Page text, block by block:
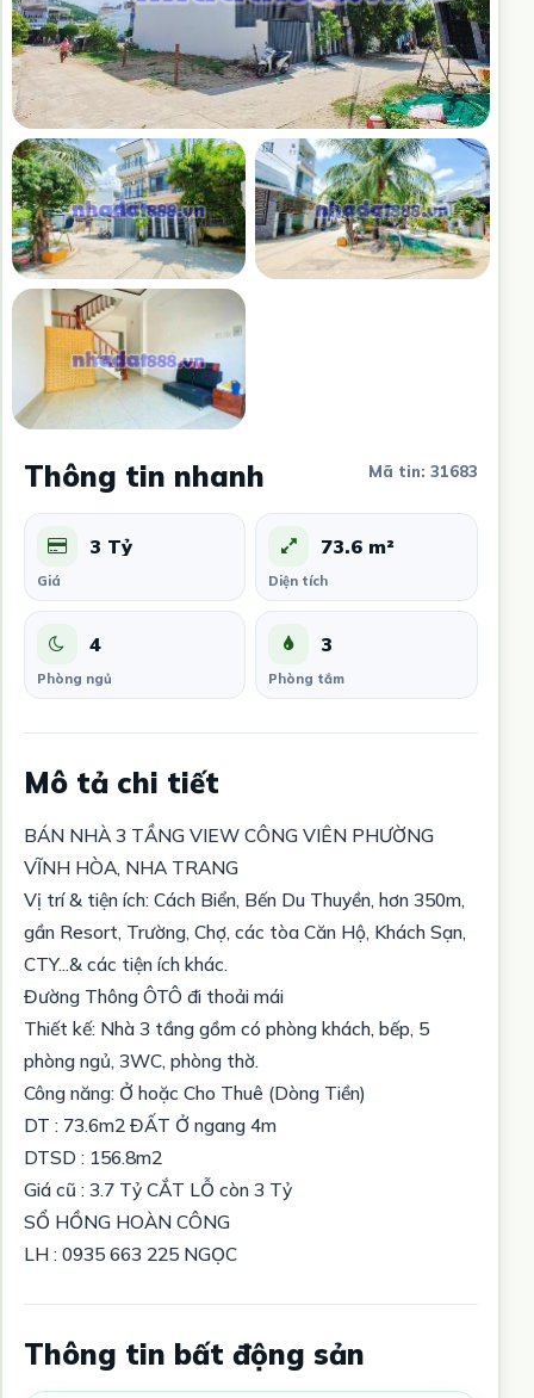
Thông tin nhanh Mã tin: 31683
3 Tỷ
Giá
73.6 m²
Diện tích
4
Phòng ngủ
3
Phòng tắm
Mô tả chi tiết
BÁN NHÀ 3 TẦNG VIEW CÔNG VIÊN PHƯỜNG
VĨNH HÒA, NHA TRANG
Vị trí & tiện ích: Cách Biển, Bến Du Thuyền, hơn 350m,
gần Resort, Trường, Chợ, các tòa Căn Hộ, Khách Sạn,
CTY...& các tiện ích khác.
Đường Thông ÔTÔ đi thoải mái
Thiết kế: Nhà 3 tầng gồm có phòng khách, bếp, 5
phòng ngủ, 3WC, phòng thờ.
Công năng: Ở hoặc Cho Thuê (Dòng Tiền)
DT : 73.6m2 ĐẤT Ở ngang 4m
DTSD : 156.8m2
Giá cũ : 3.7 Tỷ CẮT LỖ còn 3 Tỷ
SỔ HỒNG HOÀN CÔNG
LH : 0935 663 225 NGỌC
Thông tin bất động sản